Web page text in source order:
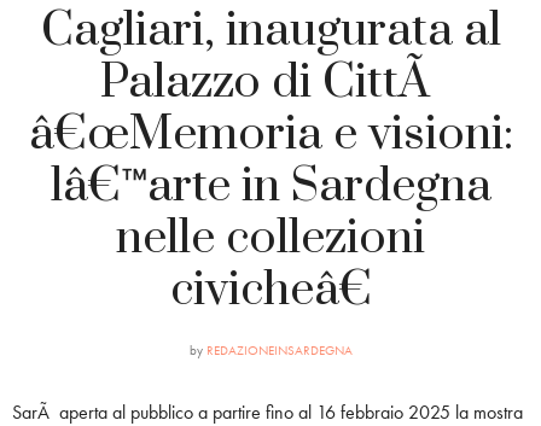
Cagliari, inaugurata al
Palazzo di CittÃ
â€œMemoria e visioni:
lâ€™arte in Sardegna
nelle collezioni
civicheâ€
by REDAZIONEINSARDEGNA
SarÃ aperta al pubblico a partire fino al 16 febbraio 2025 la mostra